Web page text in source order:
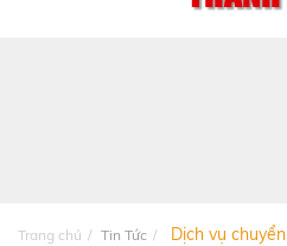
Trang chủ Tin Tức Dịch vụ